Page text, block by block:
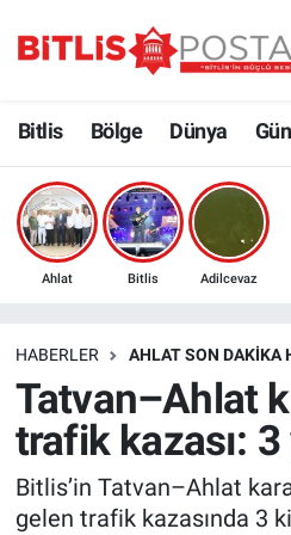
Bitlis Bölge Dünya
Ahlat Bitlis Adilcevaz
HABERLER AHLAT SON DAKIKA
Tatvan–Ahlat
trafik kazası: 3
Bitlis’in Tatvan–Ahlat
gelen trafik kazasında 3
Bölge
Çevre
Eğitim
Ekonomi
Genel
Bitlis Trafik Yoğunluk
Süper Lig Puan Durumu
Son Dakika Haberleri
Haber Arşivi